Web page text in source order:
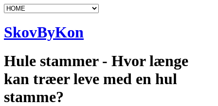
SkovByKon
Hule stammer - Hvor længe
kan træer leve med en hul
stamme?